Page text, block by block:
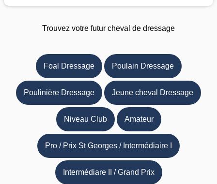
Trouvez votre futur cheval de dressage
Foal Dressage Poulain Dressage
Poulinière Dressage Jeune cheval Dressage
Niveau Club Amateur
Pro / Prix St Georges / Intermédiaire I
Intermédiare II / Grand Prix